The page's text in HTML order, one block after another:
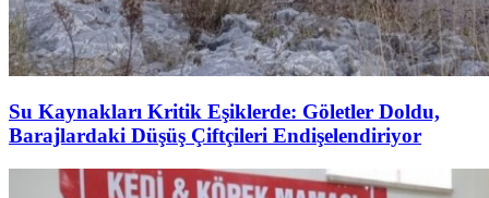
Su Kaynakları Kritik Eşiklerde: Göletler Doldu,
Barajlardaki Düşüş Çiftçileri Endişelendiriyor